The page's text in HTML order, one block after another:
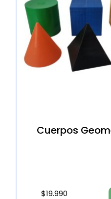
Cuerpos
$19.990